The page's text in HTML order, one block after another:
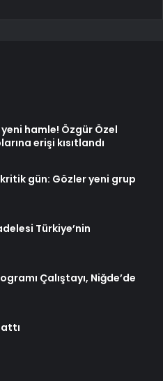
hamle! Özgür Özel
erişi kısıtlandı
kritik gün: Gözler yeni grup
Türkiye’nin
Çalıştayı, Niğde’de